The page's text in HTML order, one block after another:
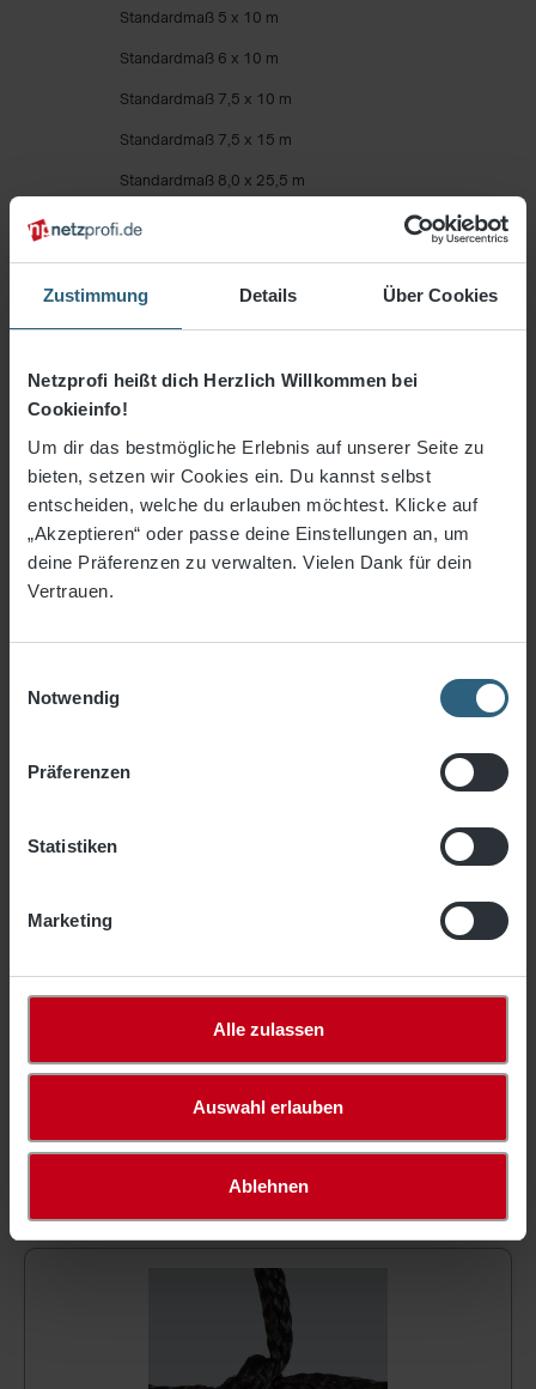
Zustimmung Details Über Cookies
Netzprofi heißt dich Herzlich Willkommen bei
Cookieinfo!
Um dir das bestmögliche Erlebnis auf unserer Seite zu
bieten, setzen wir Cookies ein. Du kannst selbst
entscheiden, welche du erlauben möchtest. Klicke auf
„Akzeptieren“ oder passe deine Einstellungen an, um
deine Präferenzen zu verwalten. Vielen Dank für dein
Vertrauen.
Notwendig
Präferenzen
Statistiken
Marketing
Alle zulassen
Auswahl erlauben
Ablehnen
Standardmaß 5 x 10 m
Standardmaß 6 x 10 m
Standardmaß 7,5 x 10 m
Standardmaß 7,5 x 15 m
Standardmaß 8,0 x 25,5 m
Standardmaß 10 x 10 m
Standardmaß 12,5 x 20,5 m
Standardmaß 12,5 x 25,5 m
Standardmaß 20 x 10 m
Maschenweite 100 mm Premium
individuelles Maß
Fassadennetze
Anhängernetze
Freizeit- & Fitness
Filter